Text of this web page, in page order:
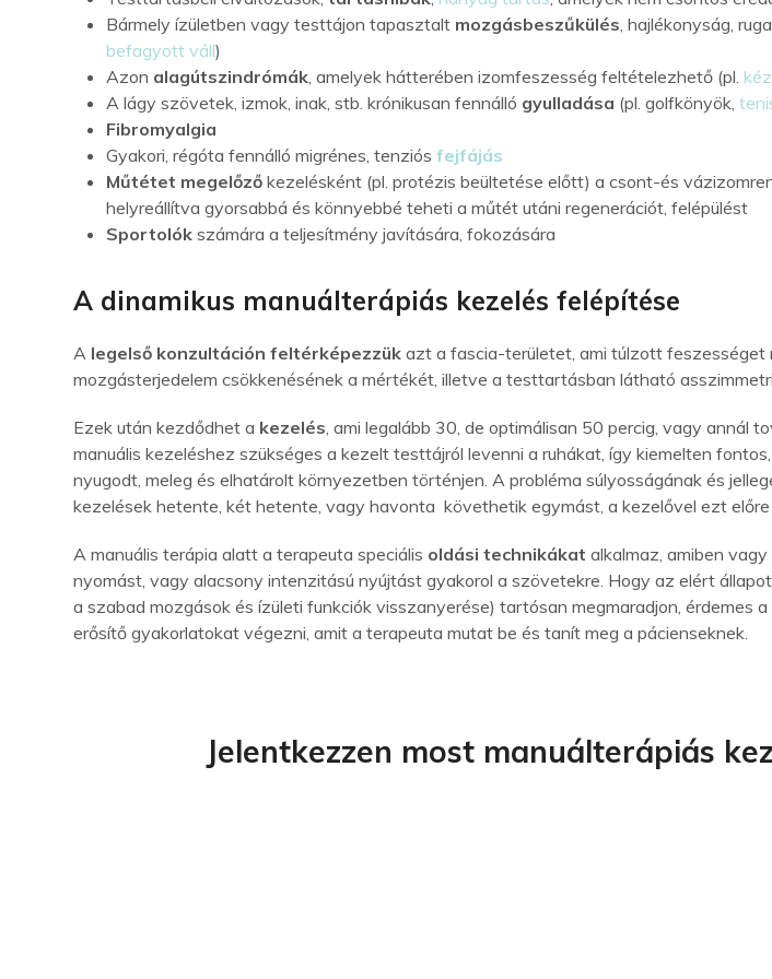
Bármely ízületben vagy testtájon tapasztalt mozgásbeszűkülés, hajlékonyság,
befagyott váll)
Azon alagútszindrómák, amelyek hátterében izomfeszesség feltételezhető (pl.
A lágy szövetek, izmok, inak, stb. krónikusan fennálló gyulladása (pl. golfkönyök,
Fibromyalgia
Gyakori, régóta fennálló migrénes, tenziósfejfájás
Műtétet megelőző kezelésként (pl. protézis beültetése előtt) a csont-és
helyreállítva gyorsabbá és könnyebbé teheti a műtét utáni regenerációt, felépülést
Sportolók számára a teljesítmény javítására, fokozására
A dinamikus manuálterápiás kezelés felépítése
A legelső konzultáción feltérképezzük azt a fascia-területet, ami túlzott feszességet
mozgásterjedelem csökkenésének a mértékét, illetve a testtartásban látható
Ezek után kezdődhet a kezelés, ami legalább 30, de optimálisan 50 percig, vagy annál
manuális kezeléshez szükséges a kezelt testtájról levenni a ruhákat, így kiemelten
nyugodt, meleg és elhatárolt környezetben történjen. A probléma súlyosságának és
kezelések hetente, két hetente, vagy havonta követhetik egymást, a kezelővel ezt előre
A manuális terápia alatt a terapeuta speciális oldási technikákat alkalmaz, amiben
nyomást, vagy alacsony intenzitású nyújtást gyakorol a szövetekre. Hogy az elért
a szabad mozgások és ízületi funkciók visszanyerése) tartósan megmaradjon, érdemes
erősítő gyakorlatokat végezni, amit a terapeuta mutat be és tanít meg a pácienseknek.
Jelentkezzen most manuálterápiás